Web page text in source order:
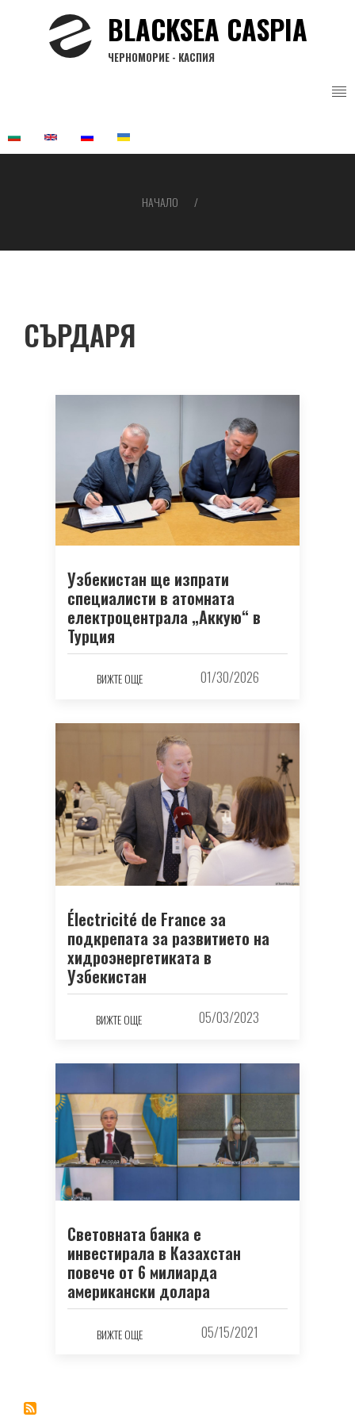
BLACKSEA CASPIA
ЧЕРНОМОРИЕ - КАСПИЯ
НАЧАЛО
СЪРДАРЯ
Узбекистан ще изпрати
специалисти в атомната
електроцентрала „Аккую“ в
Турция
ВИЖТЕ ОЩЕ 01/30/2026
Électricité de France за
подкрепата за развитието на
хидроэнергетиката в
Узбекистан
ВИЖТЕ ОЩЕ 05/03/2023
Световната банка е
инвестирала в Казахстан
повече от 6 милиарда
американски долара
ВИЖТЕ ОЩЕ 05/15/2021